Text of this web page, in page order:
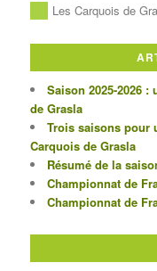
Les Carquois de
Saison 2025-2026
de Grasla
Trois saisons pour
Carquois de Grasla
Résumé de la
Championnat de
Championnat de